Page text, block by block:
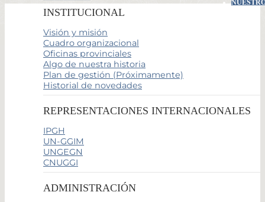
INSTITUCIONAL
Visión y misión
Cuadro organizacional
Oficinas provinciales
Algo de nuestra historia
Plan de gestión (Próximamente)
Historial de novedades
REPRESENTACIONES INTERNACIONALES
IPGH
UN-GGIM
UNGEGN
CNUGGI
ADMINISTRACIÓN